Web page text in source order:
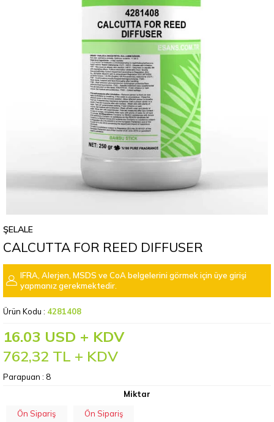
ŞELALE
CALCUTTA FOR REED DIFFUSER
IFRA, Alerjen, MSDS ve CoA belgelerini görmek için üye girişi
yapmanız gerekmektedir.
Ürün Kodu : 4281408
16.03 USD + KDV
762,32 TL + KDV
Parapuan : 8
Miktar
Ön Sipariş
Ön Sipariş